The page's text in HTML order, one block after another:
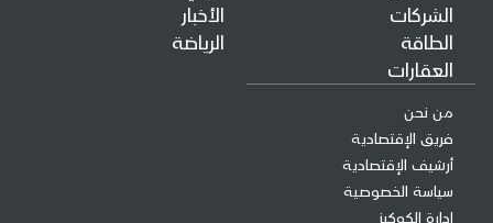
الشركات
الطاقة
العقارات
الأخبار
الرياضة
من نحن
فريق الإقتصادية
أرشيف الإقتصادية
سياسة الخصوصية
إدارة الكوكيز